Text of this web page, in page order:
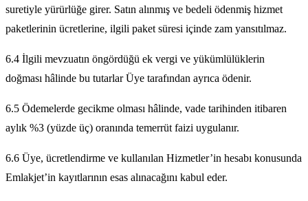
suretiyle yürürlüğe girer. Satın alınmış ve bedeli ödenmiş hizmet
paketlerinin ücretlerine, ilgili paket süresi içinde zam yansıtılmaz.
6.4 İlgili mevzuatın öngördüğü ek vergi ve yükümlülüklerin
doğması hâlinde bu tutarlar Üye tarafından ayrıca ödenir.
6.5 Ödemelerde gecikme olması hâlinde, vade tarihinden itibaren
aylık %3 (yüzde üç) oranında temerrüt faizi uygulanır.
6.6 Üye, ücretlendirme ve kullanılan Hizmetler’in hesabı konusunda
Emlakjet’in kayıtlarının esas alınacağını kabul eder.